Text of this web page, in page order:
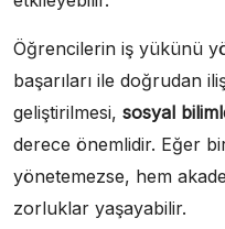
Öğrencilerin iş yükünü
başarıları ile doğrudan
geliştirilmesi, sosyal
derece önemlidir. Eğer
yönetemezse, hem
zorluklar yaşayabilir.